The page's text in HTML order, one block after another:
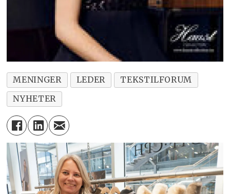
MENINGER LEDER
TEKSTILFORUM
NYHETER